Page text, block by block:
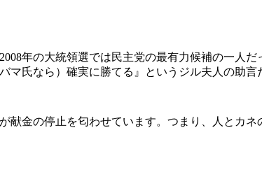
年の大統領選では民主党の最有力候補の一人
氏なら）確実に勝てる』というジル夫人の助言
金の停止を匂わせています。つまり、人とカ